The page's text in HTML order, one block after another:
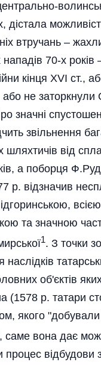
дістала
втручань –
нападів 70-х років
кінця XVI ст.,
не заторкнули
значні
звільнення
шляхтичів від
а поборця
р. відзначив
всією
та значною
1. З точки
наслідків
об'єктів
(1578 р. татари
якого
саме вона дає
процес відбудови